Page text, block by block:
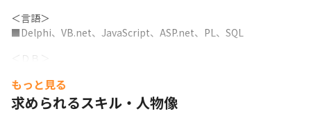
＜言語＞
■Delphi、VB.net、JavaScript、ASP.net、PL、SQL
＜ＤＢ＞
＜開発環境・技術＞
■Windows Server、IIS
もっと見る
求められるスキル・人物像